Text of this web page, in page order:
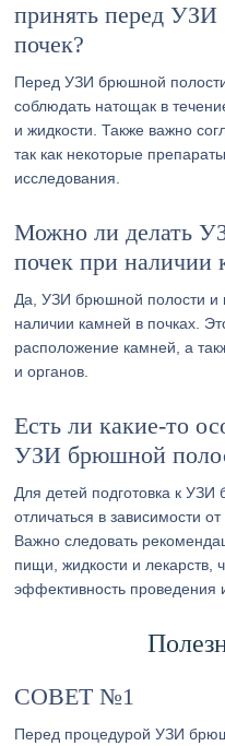
принять перед
почек?
Перед УЗИ брюшной
соблюдать натощак в
и жидкости. Также важно
так как некоторые
исследования.
Можно ли делать
почек при наличии
Да, УЗИ брюшной полости и
наличии камней в почках.
расположение камней, а
и органов.
Есть ли какие-то
УЗИ брюшной
Для детей подготовка к
отличаться в зависимости
Важно следовать
пищи, жидкости и лекарств,
эффективность проведения
СОВЕТ №1
Перед процедурой УЗИ